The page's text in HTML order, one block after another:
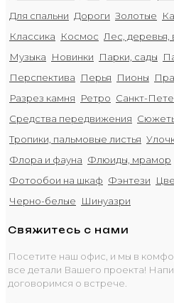
Для спальни Дороги Золотые
Классика
Космос Лес, деревья,
Музыка
Новинки Парки, сады
Перспектива
Перья Пионы
Разрез камня
Ретро Санкт-
Средства передвижения
Тропики, пальмовые листья
Флора и фауна Флюиды, мрамор
Фотообои на шкаф Фэнтези
Черно-белые
Шинуазри
Свяжитесь с нами
Посетите наш офис, и мы в
все детали Вашего проекта!
договоримся о встрече.